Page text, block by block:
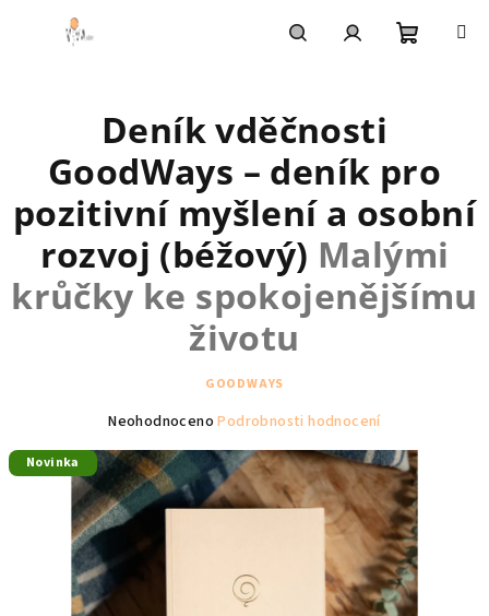
Deník vděčnosti
GoodWays – deník pro
pozitivní myšlení a osobní
rozvoj (béžový) Malými
krůčky ke spokojenějšímu
životu
GOODWAYS
Průměrné
produktu
je
0,0
z
Neohodnoceno Podrobnosti hodnocení
Novinka